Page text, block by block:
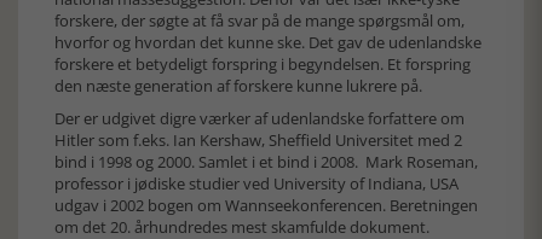
forskere, der søgte at få svar på de mange spørgsmål om,
hvorfor og hvordan det kunne ske. Det gav de udenlandske
forskere et betydeligt forspring i begyndelsen. Et forspring
den næste generation af forskere kunne lukrere på.
Der er udgivet digre værker af udenlandske forfattere om
Hitler som f.eks. Ian Kershaw, Sheffield Universitet med 2
bind i 1998 og 2000. Samlet i et bind i 2008. Mark Roseman,
professor i jødiske studier ved University of Indiana, USA
udgav i 2002 bogen om Wannseekonferencen. Beretningen
om det 20. århundredes mest skamfulde dokument.